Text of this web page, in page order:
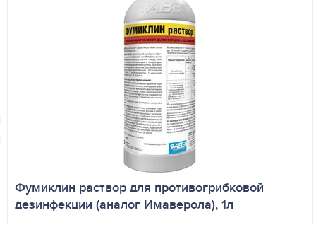
Фумиклин раствор для противогрибковой
дезинфекции (аналог Имаверола), 1л